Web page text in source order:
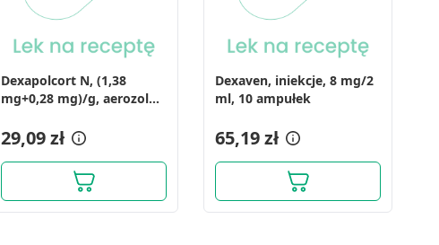
Dexapolcort N, (1,38
mg+0,28 mg)/g, aerozol
29,09 zł
Dexaven, iniekcje, 8 mg/2
ml, 10 ampułek
65,19 zł